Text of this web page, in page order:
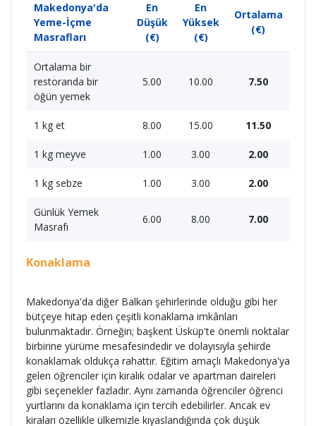
Makedonya'da
Yeme-İçme
Masrafları
En
Düşük
(€)
En
Yüksek
(€)
Ortalama
(€)
Ortalama bir
restoranda bir
öğün yemek
5.00 10.00 7.50
1 kg et 8.00 15.00 11.50
1 kg meyve 1.00 3.00 2.00
1 kg sebze 1.00 3.00 2.00
Günlük Yemek
Masrafı
6.00 8.00 7.00
Konaklama
Makedonya'da diğer Balkan şehirlerinde olduğu gibi her
bütçeye hitap eden çeşitli konaklama imkânları
bulunmaktadır. Örneğin; başkent Üsküp'te önemli noktalar
birbirine yürüme mesafesindedir ve dolayısıyla şehirde
konaklamak oldukça rahattır. Eğitim amaçlı Makedonya'ya
gelen öğrenciler için kiralık odalar ve apartman daireleri
gibi seçenekler fazladır. Aynı zamanda öğrenciler öğrenci
yurtlarını da konaklama için tercih edebilirler. Ancak ev
kiraları özellikle ülkemizle kıyaslandığında çok düşük